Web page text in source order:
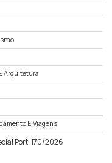
Arquitetura
E Viagens
Port. 170/2026